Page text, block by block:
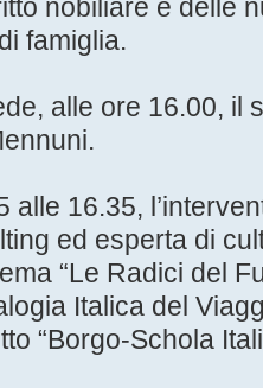
nobiliare e delle
famiglia.
alle ore 16.00, il
alle 16.35,
ed esperta di
“Le Radici del
Italica del
“Borgo-Schola